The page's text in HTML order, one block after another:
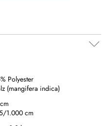
Polyester
(mangifera indica)
1.000 cm